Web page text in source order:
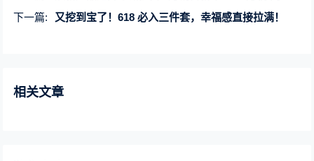
下一篇:
又挖到宝了！618 必入三件套，幸福感直接拉满！
相关文章